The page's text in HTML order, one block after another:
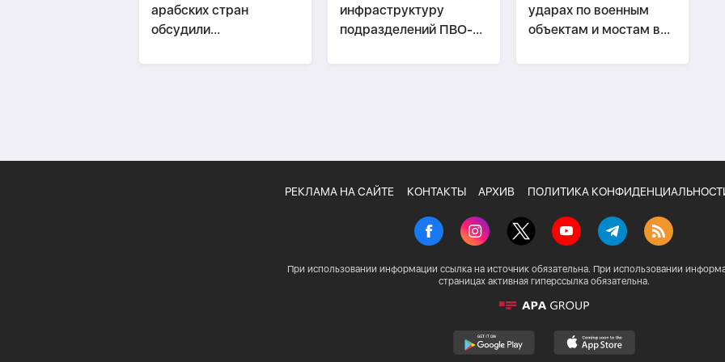
арабских стран
обсудили
ситуацию вокруг
инфраструктуру
подразделений ПВО-
ударах по военным
объектам и мостам в
РЕКЛАМА НА САЙТЕ КОНТАКТЫ АРХИВ ПОЛИТИКА
При использовании информации ссылка на источник обязательна. При использовании
страницах активная гиперссылка обязательна.